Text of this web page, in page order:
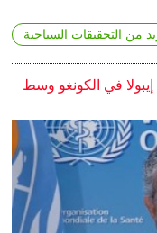
من التحقيقات السياحية
في الكونغو وسط